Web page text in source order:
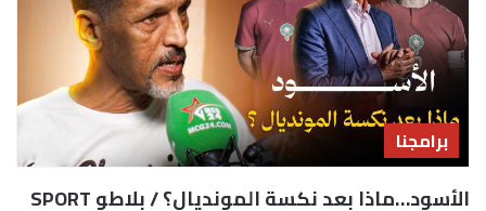
برامجنا
الأسود…ماذا بعد نكسة المونديال؟ / بلاطو SPORT